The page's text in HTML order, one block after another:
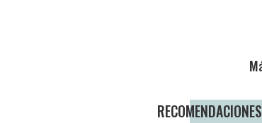
RECOMENDACIONES